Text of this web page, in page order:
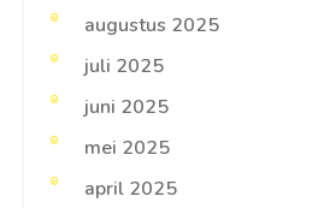
augustus 2025
juli 2025
juni 2025
mei 2025
april 2025